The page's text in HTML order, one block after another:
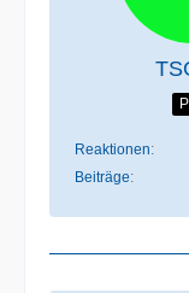
Reaktionen
Beiträge